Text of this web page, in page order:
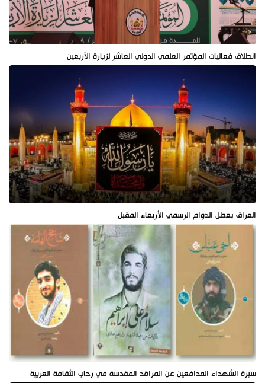
انطلاق فعاليات المؤتمر العلمي الدولي العاشر لزيارة الأربعين
العراق يعطل الدوام الرسمي الأربعاء المقبل
سيرة الشهداء المدافعين عن المراقد المقدسة في رحاب الثقافة العربية